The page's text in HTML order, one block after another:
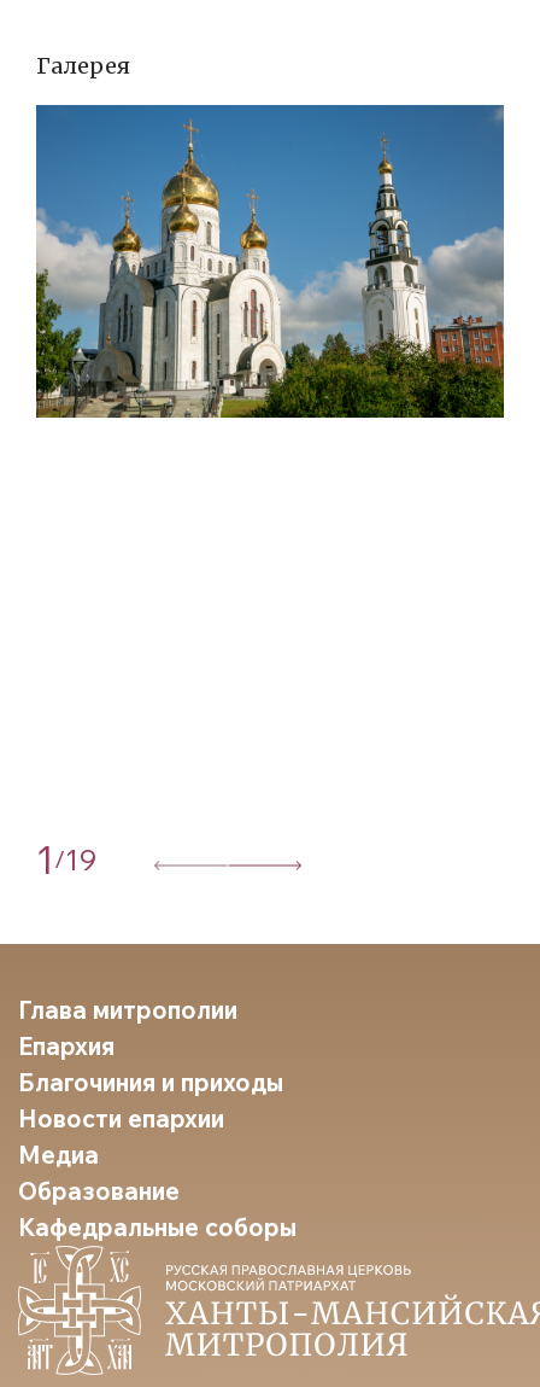
Галерея
1 /19
Глава митрополии
Епархия
Благочиния и приходы
Новости епархии
Медиа
Образование
Кафедральные соборы